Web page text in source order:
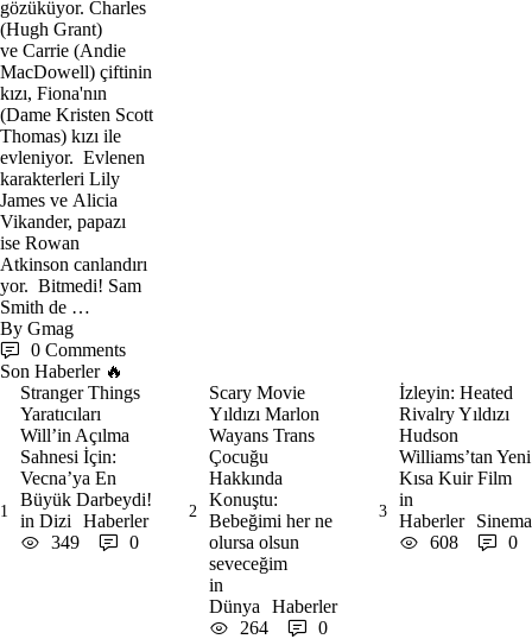
gözüküyor. Charles
(Hugh Grant)
ve Carrie (Andie
MacDowell) çiftinin
kızı, Fiona'nın
(Dame Kristen Scott
Thomas) kızı ile
evleniyor. Evlenen
karakterleri Lily
James ve Alicia
Vikander, papazı
ise Rowan
Atkinson canlandırı
yor. Bitmedi! Sam
Smith de …
By Gmag
0 Comments
Son Haberler 🔥
1
Stranger Things
Yaratıcıları
Will’in Açılma
Sahnesi İçin:
Vecna’ya En
Büyük Darbeydi!
in Dizi
Haberler
349
0
2
Scary Movie
Yıldızı Marlon
Wayans Trans
Çocuğu
Hakkında
Konuştu:
Bebeğimi her ne
olursa olsun
seveceğim
in
Dünya
Haberler
264
0
3
İzleyin: Heated
Rivalry Yıldızı
Hudson
Williams’tan Yeni
Kısa Kuir Film
in
Haberler
Sinema
608
0